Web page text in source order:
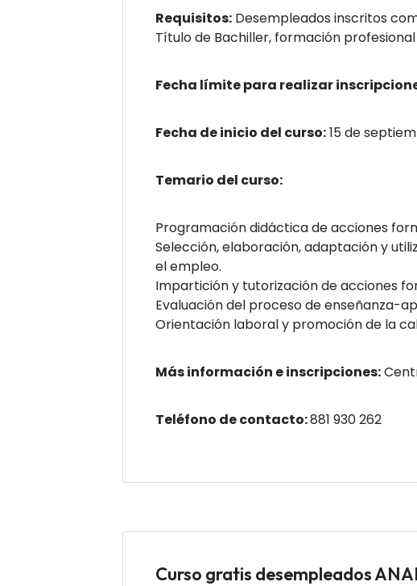
Requisitos: Desempleados inscritos
Título de Bachiller, formación
Fecha límite para realizar
Fecha de inicio del curso:15 de
Temario del curso:
Programación didáctica de acciones
Selección, elaboración, adaptación y
el empleo.
Impartición y tutorización de acciones
Evaluación del proceso de enseñanza-
Orientación laboral y promoción de la
Más información e inscripciones:
Teléfono de contacto:881 930 262
Curso gratis desempleados